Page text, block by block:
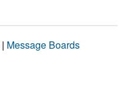
| Message Boards